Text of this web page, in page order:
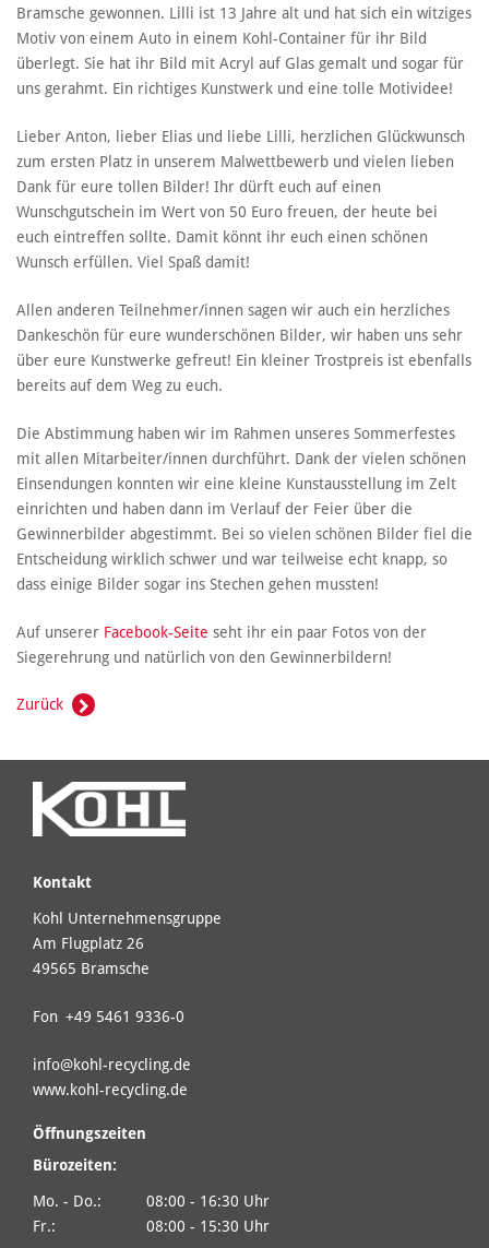
Bramsche gewonnen. Lilli ist 13 Jahre alt und hat sich ein witziges
Motiv von einem Auto in einem Kohl-Container für ihr Bild
überlegt. Sie hat ihr Bild mit Acryl auf Glas gemalt und sogar für
uns gerahmt. Ein richtiges Kunstwerk und eine tolle Motividee!
Lieber Anton, lieber Elias und liebe Lilli, herzlichen Glückwunsch
zum ersten Platz in unserem Malwettbewerb und vielen lieben
Dank für eure tollen Bilder! Ihr dürft euch auf einen
Wunschgutschein im Wert von 50 Euro freuen, der heute bei
euch eintreffen sollte. Damit könnt ihr euch einen schönen
Wunsch erfüllen. Viel Spaß damit!
Allen anderen Teilnehmer/innen sagen wir auch ein herzliches
Dankeschön für eure wunderschönen Bilder, wir haben uns sehr
über eure Kunstwerke gefreut! Ein kleiner Trostpreis ist ebenfalls
bereits auf dem Weg zu euch.
Die Abstimmung haben wir im Rahmen unseres Sommerfestes
mit allen Mitarbeiter/innen durchführt. Dank der vielen schönen
Einsendungen konnten wir eine kleine Kunstausstellung im Zelt
einrichten und haben dann im Verlauf der Feier über die
Gewinnerbilder abgestimmt. Bei so vielen schönen Bilder fiel die
Entscheidung wirklich schwer und war teilweise echt knapp, so
dass einige Bilder sogar ins Stechen gehen mussten!
Auf unserer Facebook-Seite seht ihr ein paar Fotos von der
Siegerehrung und natürlich von den Gewinnerbildern!
Zurück
Kontakt
Kohl Unternehmensgruppe
Am Flugplatz 26
49565 Bramsche
Fon +49 5461 9336-0
info@kohl-recycling.de
www.kohl-recycling.de
Öffnungszeiten
Bürozeiten:
Mo. - Do.:
08:00 - 16:30 Uhr
Fr.:
08:00 - 15:30 Uhr